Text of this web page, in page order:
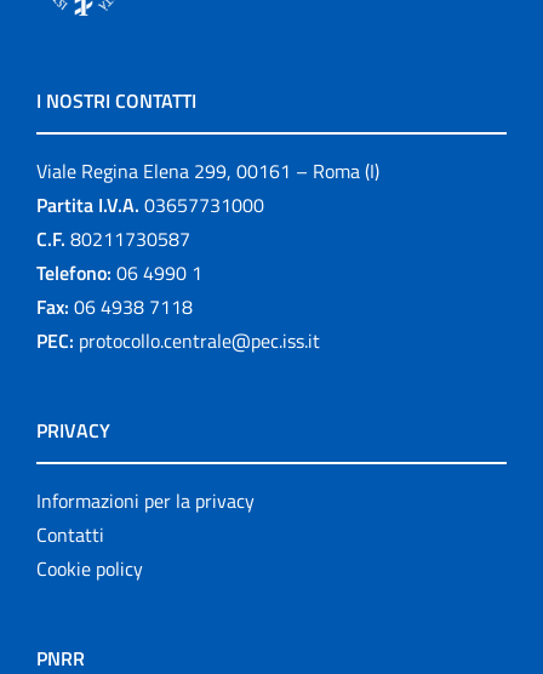
I NOSTRI CONTATTI
Viale Regina Elena 299, 00161 – Roma (I)
Partita I.V.A. 03657731000
C.F. 80211730587
Telefono: 06 4990 1
Fax: 06 4938 7118
PEC: protocollo.centrale@pec.iss.it
PRIVACY
Informazioni per la privacy
Contatti
Cookie policy
PNRR